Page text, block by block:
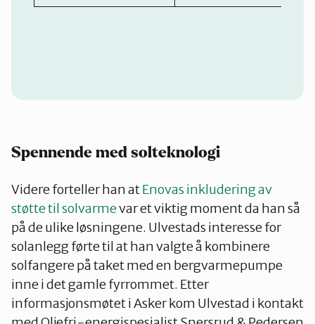
Spennende med solteknologi
Videre forteller han atEnovas inkludering av
støtte til solvarmevar et viktig moment da han så
på de ulike løsningene. Ulvestads interesse for
solanlegg førte til at han valgte å kombinere
solfangere på taket med en bergvarmepumpe
inne i det gamle fyrrommet. Etter
informasjonsmøtet i Asker kom Ulvestad i kontakt